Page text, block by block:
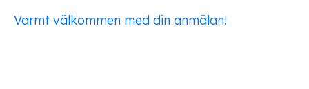
Varmt välkommen med din anmälan!